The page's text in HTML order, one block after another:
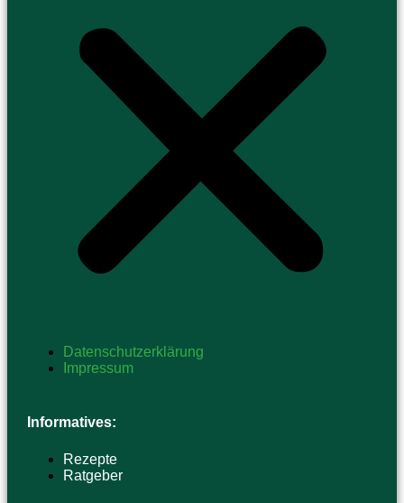
Datenschutzerklärung
Impressum
Informatives:
Rezepte
Ratgeber